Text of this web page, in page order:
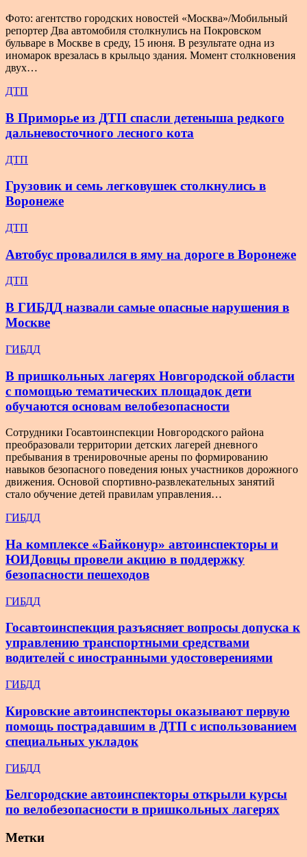
Фото: агентство городских новостей «Москва»/Мобильный
репортер Два автомобиля столкнулись на Покровском
бульваре в Москве в среду, 15 июня. В результате одна из
иномарок врезалась в крыльцо здания. Момент столкновения
двух…
ДТП
В Приморье из ДТП спасли детеныша редкого
дальневосточного лесного кота
ДТП
Грузовик и семь легковушек столкнулись в
Воронеже
ДТП
Автобус провалился в яму на дороге в Воронеже
ДТП
В ГИБДД назвали самые опасные нарушения в
Москве
ГИБДД
В пришкольных лагерях Новгородской области
с помощью тематических площадок дети
обучаются основам велобезопасности
Сотрудники Госавтоинспекции Новгородского района
преобразовали территории детских лагерей дневного
пребывания в тренировочные арены по формированию
навыков безопасного поведения юных участников дорожного
движения. Основой спортивно-развлекательных занятий
стало обучение детей правилам управления…
ГИБДД
На комплексе «Байконур» автоинспекторы и
ЮИДовцы провели акцию в поддержку
безопасности пешеходов
ГИБДД
Госавтоинспекция разъясняет вопросы допуска к
управлению транспортными средствами
водителей с иностранными удостоверениями
ГИБДД
Кировские автоинспекторы оказывают первую
помощь пострадавшим в ДТП с использованием
специальных укладок
ГИБДД
Белгородские автоинспекторы открыли курсы
по велобезопасности в пришкольных лагерях
Метки